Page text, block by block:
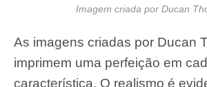
Imagem criada por Ducan
As imagens criadas por Ducan
imprimem uma perfeição em
característica. O realismo é